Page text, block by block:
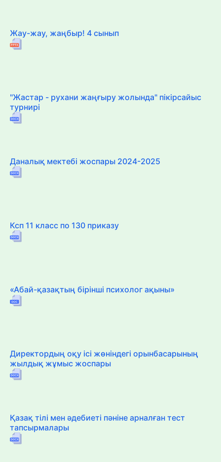
Жау-жау, жаңбыр! 4 сынып
"Жастар - рухани жаңғыру жолында" пікірсайыс
турнирі
Даналық мектебі жоспары 2024-2025
Ксп 11 класс по 130 приказу
«Абай-қазақтың бірінші психолог ақыны»
Директордың оқу ісі жөніндегі орынбасарының
жылдық жұмыс жоспары
Қазақ тілі мен әдебиеті пәніне арналған тест
тапсырмалары